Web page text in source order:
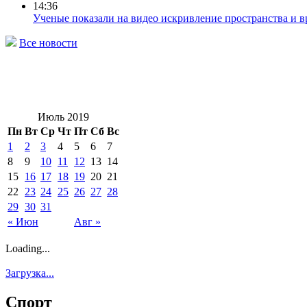
14:36
Ученые показали на видео искривление пространства и
Все новости
Июль 2019
Пн Вт Ср Чт Пт Сб Вс
« Июн Авг »
1 2 3 4 5 6
7
8
9 10 11 12 13 14
15 16 17 18 19 20 21
22
23 24 25 26 27 28
29 30 31
Loading...
Загрузка...
Спорт